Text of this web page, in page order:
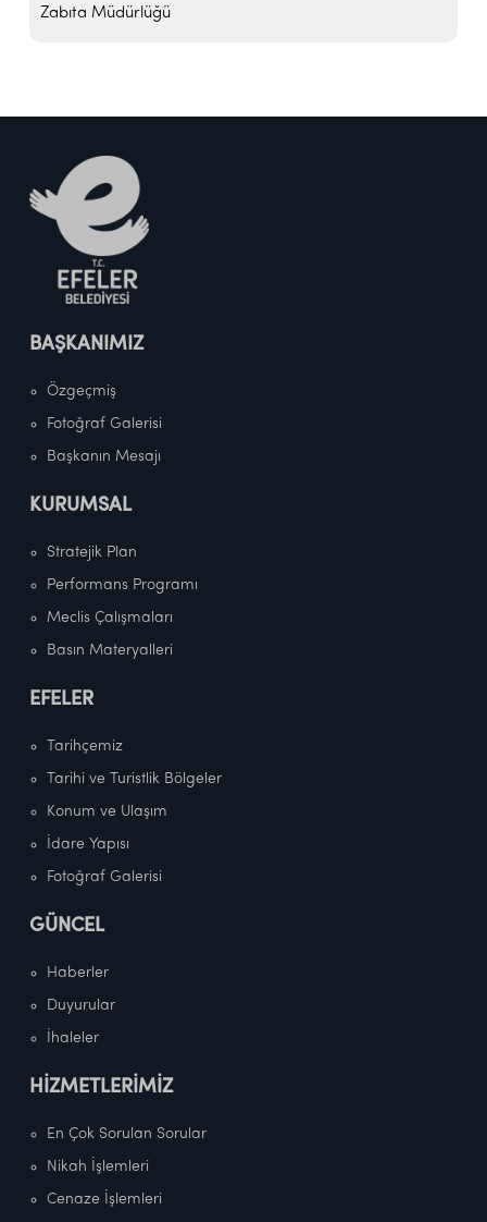
Zabıta Müdürlüğü
BAŞKANIMIZ
Özgeçmiş
Fotoğraf Galerisi
Başkanın Mesajı
KURUMSAL
Stratejik Plan
Performans Programı
Meclis Çalışmaları
Basın Materyalleri
EFELER
Tarihçemiz
Tarihi ve Turistlik Bölgeler
Konum ve Ulaşım
İdare Yapısı
Fotoğraf Galerisi
GÜNCEL
Haberler
Duyurular
İhaleler
HİZMETLERİMİZ
En Çok Sorulan Sorular
Nikah İşlemleri
Cenaze İşlemleri